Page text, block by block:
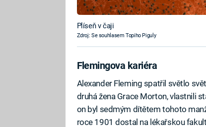
Plíseň v čaji
Zdroj: Se souhlasem Topiho Piguly
Flemingova kariéra
Alexander Fleming spatřil světlo
druhá žena Grace Morton, vlastnili
on byl sedmým dítětem tohoto
roce 1901 dostal na lékařskou